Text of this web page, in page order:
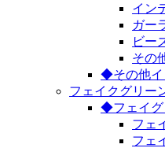
イン
ガー
ビー
その
◆その他イ
フェイクグリー
◆フェイグ
フェ
フェ